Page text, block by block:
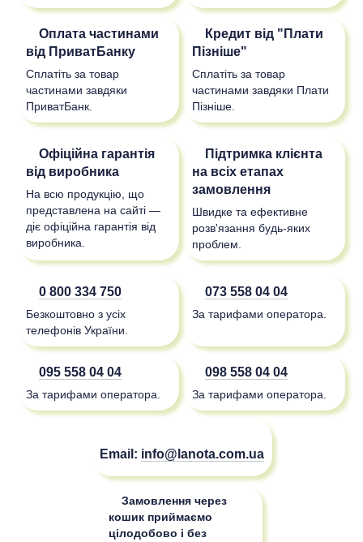
Оплата частинами
від ПриватБанку
Сплатіть за товар
частинами завдяки
ПриватБанк.
Кредит від "Плати
Пізніше"
Сплатіть за товар
частинами завдяки Плати
Пізніше.
Офіційна гарантія
від виробника
На всю продукцію, що
представлена на сайті —
діє офіційна гарантія від
виробника.
Підтримка клієнта
на всіх етапах
замовлення
Швидке та ефективне
розв'язання будь-яких
проблем.
0 800 334 750
Безкоштовно з усіх
телефонів України.
073 558 04 04
За тарифами оператора.
095 558 04 04
За тарифами оператора.
098 558 04 04
За тарифами оператора.
Email: info@lanota.com.ua
Замовлення через
кошик приймаємо
цілодобово і без